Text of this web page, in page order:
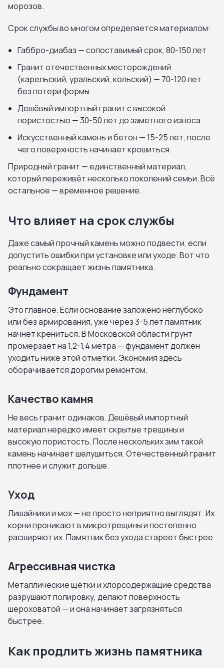
морозов.
Срок службы во многом определяется материалом:
Габбро-диабаз — сопоставимый срок, 80-150 лет
Гранит отечественных месторождений
(карельский, уральский, кольский) — 70-120 лет
без потери формы.
Дешёвый импортный гранит с высокой
пористостью — 30-50 лет до заметного износа.
Искусственный камень и бетон — 15-25 лет, после
чего поверхность начинает крошиться.
Природный гранит — единственный материал,
который переживёт несколько поколений семьи. Всё
остальное — временное решение.
Что влияет на срок службы
Даже самый прочный камень можно подвести, если
допустить ошибки при установке или уходе. Вот что
реально сокращает жизнь памятника.
Фундамент
Это главное. Если основание заложено неглубоко
или без армирования, уже через 3-5 лет памятник
начнёт крениться. В Московской области грунт
промерзает на 1,2-1,4 метра — фундамент должен
уходить ниже этой отметки. Экономия здесь
оборачивается дорогим ремонтом.
Качество камня
Не весь гранит одинаков. Дешёвый импортный
материал нередко имеет скрытые трещины и
высокую пористость. После нескольких зим такой
камень начинает шелушиться. Отечественный гранит
плотнее и служит дольше.
Уход
Лишайники и мох — не просто неприятно выглядят. Их
корни проникают в микротрещины и постепенно
расширяют их. Памятник без ухода стареет быстрее.
Агрессивная чистка
Металлические щётки и хлорсодержащие средства
разрушают полировку, делают поверхность
шероховатой — и она начинает загрязняться
быстрее.
Как продлить жизнь памятника